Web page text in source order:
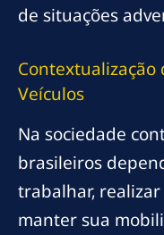
de situações
Contextualização
Veículos
Na sociedade
brasileiros
trabalhar,
manter sua